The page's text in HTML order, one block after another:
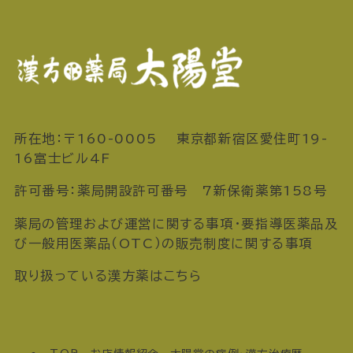
所在地：〒160-0005 東京都新宿区愛住町19-
16富士ビル4F
許可番号：薬局開設許可番号 7新保衛薬第158号
薬局の管理および運営に関する事項・要指導医薬品及
び一般用医薬品（OTC）の販売制度に関する事項
取り扱っている漢方薬はこちら